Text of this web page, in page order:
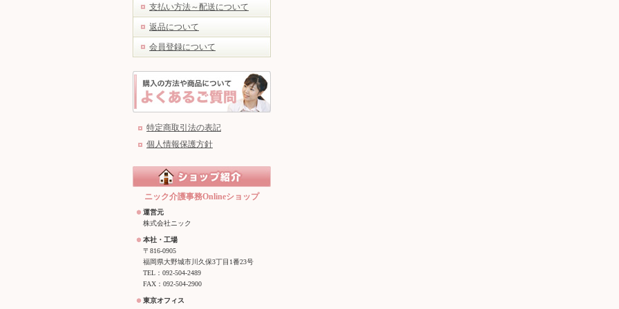
支払い方法～配送について
返品について
会員登録について
特定商取引法の表記
個人情報保護方針
ニック介護事務Onlineショップ
運営元
株式会社ニック
本社・工場
〒816-0905
福岡県大野城市川久保3丁目1番23号
TEL：092-504-2489
FAX：092-504-2900
東京オフィス